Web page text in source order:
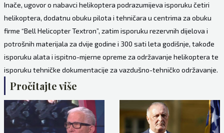
Inače, ugovor o nabavci helikoptera podrazumijeva isporuku četiri
helikoptera, dodatnu obuku pilota i tehničara u centrima za obuku
firme “Bell Helicopter Textron”, zatim isporuku rezervnih dijelova i
potrošnih materijala za dvije godine i 300 sati leta godišnje, takođe
isporuku alata i ispitno-mjerne opreme za održavanje helikoptera te
isporuku tehničke dokumentacije za vazdušno-tehničko održavanje.
Pročitajte više